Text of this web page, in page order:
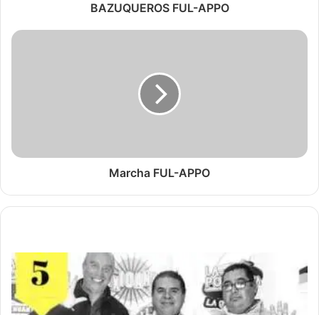
BAZUQUEROS FUL-APPO
Marcha FUL-APPO